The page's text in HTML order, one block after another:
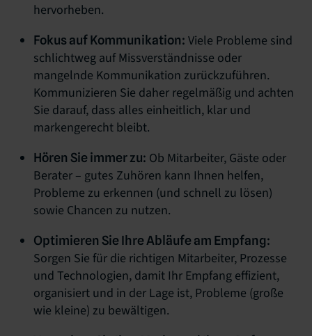
hervorheben.
Fokus auf Kommunikation: Viele Probleme sind
schlichtweg auf Missverständnisse oder
mangelnde Kommunikation zurückzuführen.
Kommunizieren Sie daher regelmäßig und achten
Sie darauf, dass alles einheitlich, klar und
markengerecht bleibt.
Hören Sie immer zu: Ob Mitarbeiter, Gäste oder
Berater – gutes Zuhören kann Ihnen helfen,
Probleme zu erkennen (und schnell zu lösen)
sowie Chancen zu nutzen.
Optimieren Sie Ihre Abläufe am Empfang:
Sorgen Sie für die richtigen Mitarbeiter, Prozesse
und Technologien, damit Ihr Empfang effizient,
organisiert und in der Lage ist, Probleme (große
wie kleine) zu bewältigen.